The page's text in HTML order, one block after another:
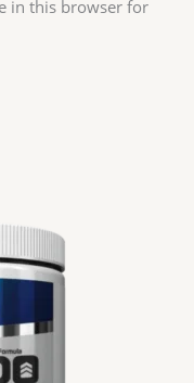
in this browser for